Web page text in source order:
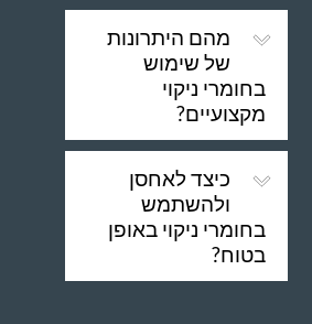
מהם היתרונות
של שימוש
בחומרי ניקוי
מקצועיים?
כיצד לאחסן
ולהשתמש
בחומרי ניקוי באופן
בטוח?